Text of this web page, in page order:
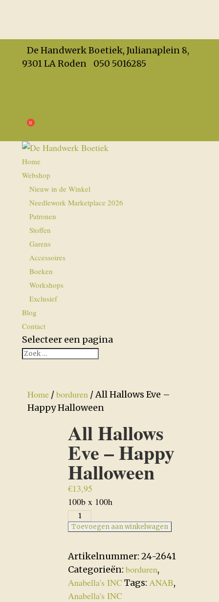
De Handwerk Boetiek, Julianaplein 8,
9301 LA Roden
050 5016285
Algemene Voorwaarden
Home
Webshop
Nieuw in de Winkel
Needlework Marketplace 2026
Patronen
Stoffen
Garens
Accessoires
Boeken
Workshops
Exclusief
Blog
Contact
Selecteer een pagina
Home/borduren/ All Hallows Eve –
Happy Halloween
All Hallows
Eve – Happy
Halloween
€13,95
100b x 100h
All
Hallows
-
Happy
Halloween
aantal
Toevoegen aan winkelwagen
Artikelnummer: 24-2641
Categorieën: borduren,
Anabella's INC Tags: ANAB,
Anabella's INC